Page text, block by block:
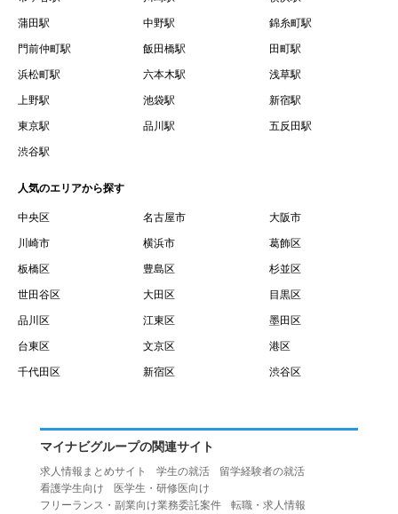
進を目的とした会員制度を意味します。
借契約書およびオプション注文書を意味します。
９.「契約期間開始日」とは、定期建物賃貸借契約（以下
「賃貸借契約」と言います）の開始日のことで、利用者の
賃借権が発生する日を意味します。
するために、選んだ物件を保留することを意味します。
１１.「予約情報」とは、物件を予約するために必要な当社
所定の情報を意味します。物件情報や期間、オプション等
１２.「キャンセル」とは、賃貸借契約締結後から契約期間
開始日前までに、利用者が賃貸借契約を解除することを意
味します。
１３.「中途解約」とは、賃貸借契約期間の途中で、利用者
１.利用者は、本サービスを利用する上で次の各号に定める
とします。
（１）重複、虚偽の情報、または自己以外の情報を登録す
蒲田駅 中野駅 錦糸町駅
門前仲町駅 飯田橋駅 田町駅
浜松町駅 六本木駅 浅草駅
上野駅 池袋駅 新宿駅
東京駅 品川駅 五反田駅
渋谷駅
人気のエリアから探す
中央区 名古屋市 大阪市
川崎市 横浜市 葛飾区
板橋区 豊島区 杉並区
世田谷区 大田区 目黒区
品川区 江東区 墨田区
台東区 文京区 港区
千代田区 新宿区 渋谷区
マイナビグループの関連サイト
求人情報まとめサイト 学生の就活
留学経験者の就活
看護学生向け
医学生・研修医向け
フリーランス・副業向け業務委託案件
転職・求人情報